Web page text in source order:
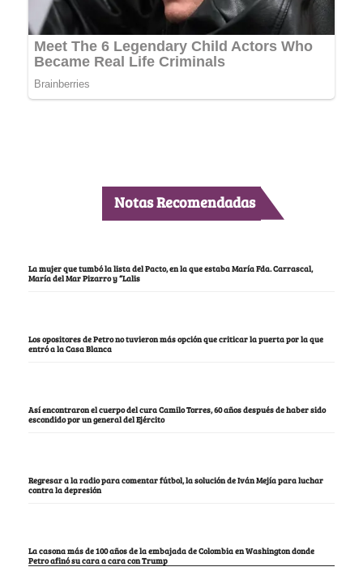
Notas Recomendadas
La mujer que tumbó la lista del Pacto, en la que estaba María Fda. Carrascal,
María del Mar Pizarro y “Lalis
Los opositores de Petro no tuvieron más opción que criticar la puerta por la que
entró a la Casa Blanca
Así encontraron el cuerpo del cura Camilo Torres, 60 años después de haber sido
escondido por un general del Ejército
Regresar a la radio para comentar fútbol, la solución de Iván Mejía para luchar
contra la depresión
La casona más de 100 años de la embajada de Colombia en Washington donde
Petro afinó su cara a cara con Trump